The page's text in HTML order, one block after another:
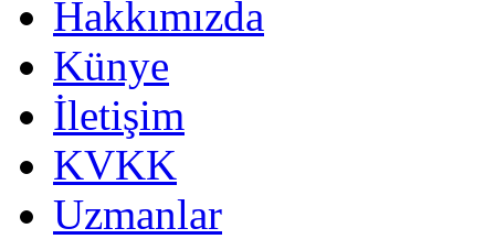
Hakkımızda
Künye
İletişim
KVKK
Uzmanlar